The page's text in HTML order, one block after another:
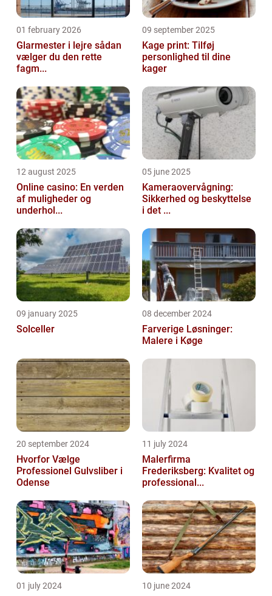
01 february 2026
Glarmester i lejre sådan
vælger du den rette
fagm...
09 september 2025
Kage print: Tilføj
personlighed til dine
kager
12 august 2025
Online casino: En verden
af muligheder og
underhol...
05 june 2025
Kameraovervågning:
Sikkerhed og beskyttelse
i det ...
09 january 2025
Solceller
08 december 2024
Farverige Løsninger:
Malere i Køge
20 september 2024
Hvorfor Vælge
Professionel Gulvsliber i
Odense
11 july 2024
Malerfirma
Frederiksberg: Kvalitet og
professional...
01 july 2024 10 june 2024